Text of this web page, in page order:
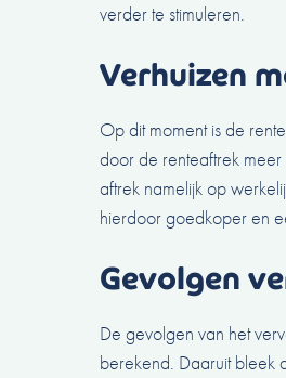
verder te stimuleren.
Verhuizen
Op dit moment is de
door de renteaftrek
aftrek namelijk op
hierdoor goedkoper en
Gevolgen
De gevolgen van het
berekend. Daaruit bleek